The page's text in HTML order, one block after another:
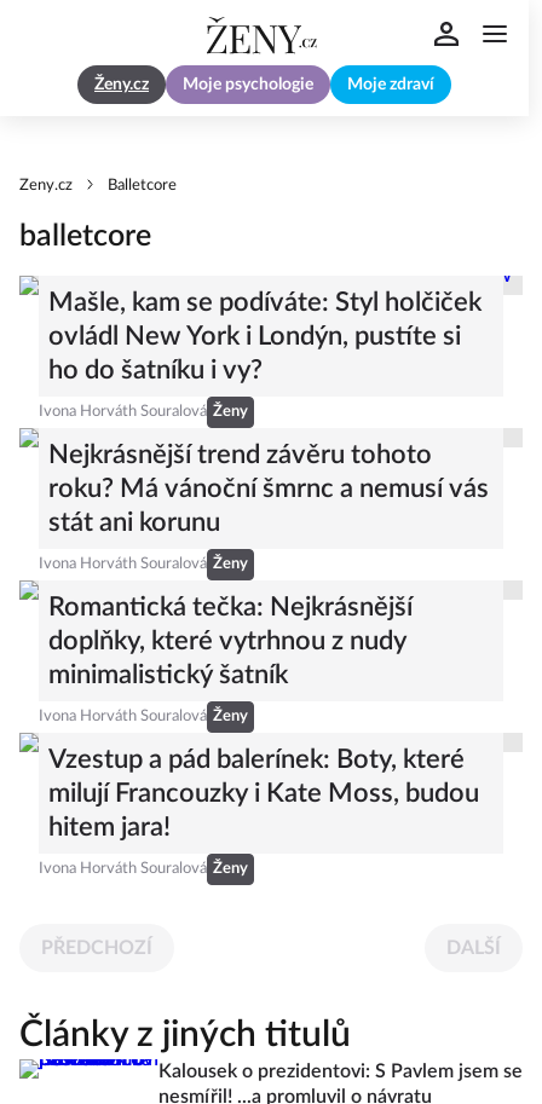
Ženy.cz Moje psychologie Moje zdraví
Zeny.cz Balletcore
balletcore
Mašle, kam se podíváte: Styl holčiček
ovládl New York i Londýn, pustíte si
ho do šatníku i vy?
Ivona Horváth Souralová Ženy
Nejkrásnější trend závěru tohoto
roku? Má vánoční šmrnc a nemusí vás
stát ani korunu
Ivona Horváth Souralová Ženy
Romantická tečka: Nejkrásnější
doplňky, které vytrhnou z nudy
minimalistický šatník
Ivona Horváth Souralová Ženy
Vzestup a pád balerínek: Boty, které
milují Francouzky i Kate Moss, budou
hitem jara!
Ivona Horváth Souralová Ženy
PŘEDCHOZÍ DALŠÍ
Články z jiných titulů
Kalousek o prezidentovi: S Pavlem jsem se
nesmířil! ...a promluvil o návratu